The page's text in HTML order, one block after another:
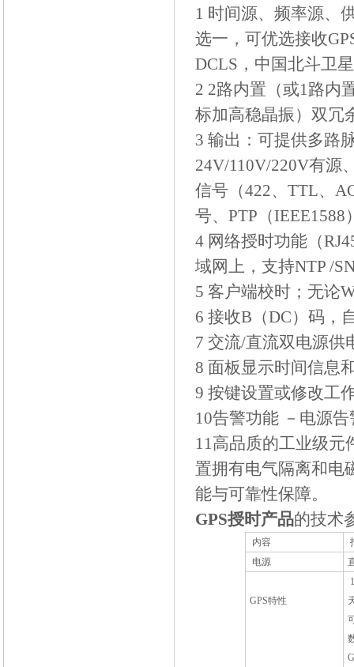
1 时间源、频率源、
选一，可优选接收
DCLS ，中国北斗卫
2 2路内置（或1路内
标加高稳晶振）双冗
3 输出：可提供多路
24V/110V/220V有源
信号（422、 TTL、
号、 PTP （IEEE1588
4 网络授时功能（
域网上，支持NTP /
5 客户端校时；无论
6 接收B （DC）码，
7 交流/直流双电源供
8 面板显示时间信息
9 按键设置或修改工
10告警功能 －电源
11高品质的工业级元
置拥有电气隔离和电
能与可靠性保障。
GPS授时产品的技术
内容
电源
GPS特性